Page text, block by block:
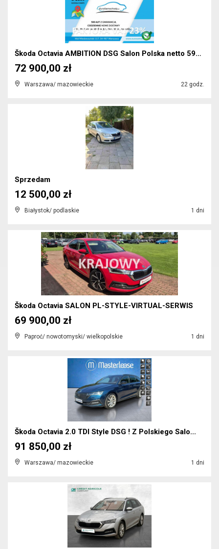
Škoda Octavia AMBITION DSG Salon Polska netto 5926...
Warszawa/ mazowieckie 22 godz.
72 900,00 zł
Sprzedam
Białystok/ podlaskie 1 dni
12 500,00 zł
Škoda Octavia SALON PL-STYLE-VIRTUAL-SERWIS
Paproć/ nowotomyski/ wielkopolskie 1 dni
69 900,00 zł
Škoda Octavia 2.0 TDI Style DSG ! Z Polskiego Salo...
Warszawa/ mazowieckie 1 dni
91 850,00 zł